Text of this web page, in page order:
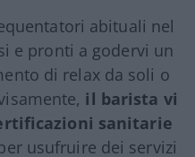
abituali nel
e pronti a godervi un
di relax da soli o
il barista vi
sanitarie
usufruire dei servizi